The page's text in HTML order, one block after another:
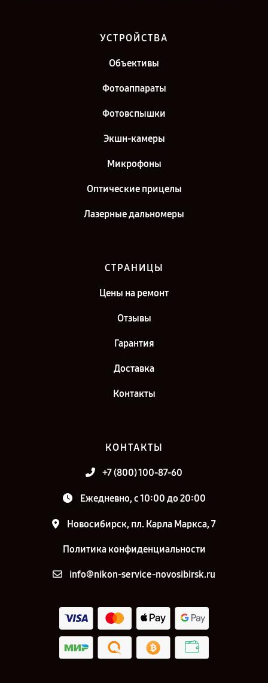
Екатеринбург
Ремонт объектива Nikon 40mm f/2.8G AF-S DX Micro NIKKOR в г.
Ремонт объектива Nikon 40mm f/2.8G AF-S DX Micro NIKKOR в г.
Санкт-Петербург
УСТРОЙСТВА
Объективы
Фотоаппараты
Фотовспышки
Экшн-камеры
Микрофоны
Оптические прицелы
Лазерные дальномеры
СТРАНИЦЫ
Цены на ремонт
Отзывы
Гарантия
Доставка
Контакты
КОНТАКТЫ
+7 (800) 100-87-60
Ежедневно, с 10:00 до 20:00
Новосибирск, пл. Карла Маркса, 7
Политика конфиденциальности
info@nikon-service-novosibirsk.ru